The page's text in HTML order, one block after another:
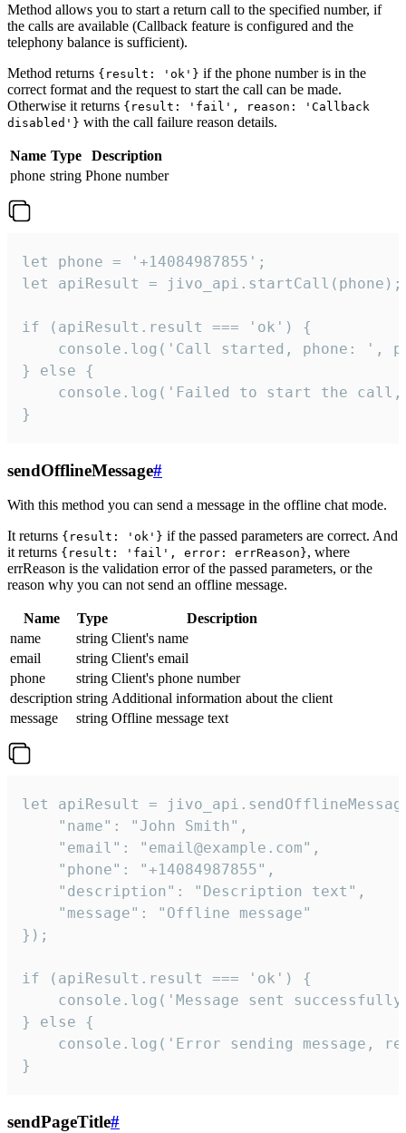
Method allows you to start a return call to the specified number, if
the calls are available (Callback feature is configured and the
telephony balance is sufficient).
Method returns {result: 'ok'} if the phone number is in the
correct format and the request to start the call can be made.
Otherwise it returns {result: 'fail', reason: 'Callback
disabled'} with the call failure reason details.
Name Type
Description
phone string Phone number
let phone = '+14084987855';
let apiResult = jivo_api.startCall(phone);
if (apiResult.result === 'ok') {
console.log('Call started, phone: ',
} else {
console.log('Failed to start the
}
sendOfflineMessage#
With this method you can send a message in the offline chat mode.
It returns {result: 'ok'} if the passed parameters are correct. And
it returns {result: 'fail', error: errReason}, where
errReason is the validation error of the passed parameters, or the
reason why you can not send an offline message.
Name Type
Description
name
string Client's name
email
string Client's email
phone
string Client's phone number
description string Additional information about the client
message
string Offline message text
let apiResult =
    "name": "John Smith",
    "email": "email@example.com",
    "phone": "+14084987855",
    "description": "Description text",
    "message": "Offline message"
});
if (apiResult.result === 'ok') {
console.log('Message sent
} else {
console.log('Error sending message,
}
sendPageTitle#